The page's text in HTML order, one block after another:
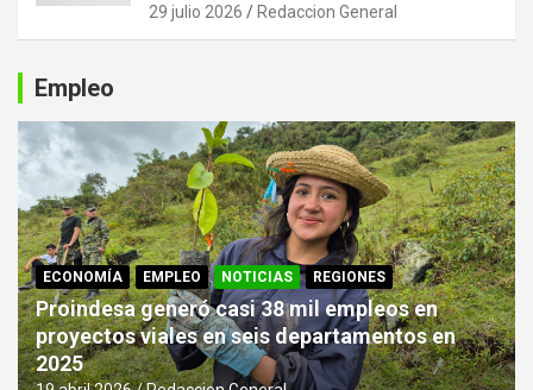
29 julio 2026 Redaccion General
Empleo
ECONOMÍA EMPLEO NOTICIAS REGIONES
Proindesa generó casi 38 mil empleos en
proyectos viales en seis departamentos en
2025